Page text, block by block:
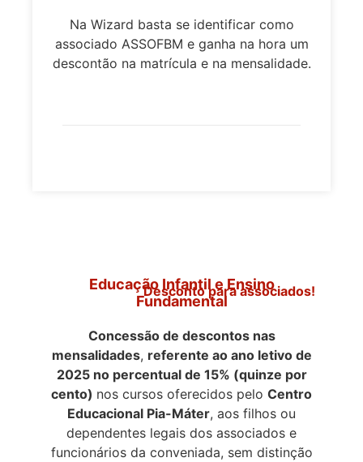
Na Wizard basta se identificar como
associado ASSOFBM e ganha na hora um
descontão na matrícula e na mensalidade.
Desconto para associados!
Educação Infantil e Ensino
Fundamental
Concessão de descontos nas
mensalidades, referente ao ano letivo de
2025 no percentual de 15% (quinze por
cento) nos cursos oferecidos pelo Centro
Educacional Pia-Máter, aos filhos ou
dependentes legais dos associados e
funcionários da conveniada, sem distinção